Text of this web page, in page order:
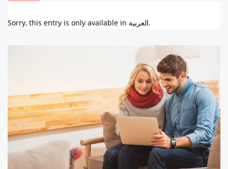
Sorry, this entry is only available in العربية.